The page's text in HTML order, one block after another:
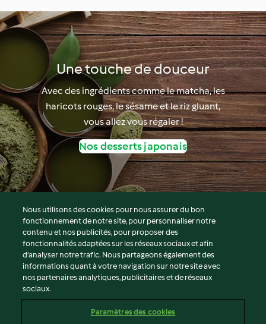
Une touche de douceur
Avec des ingrédients comme le matcha, les
haricots rouges, le sésame et le riz gluant,
vous allez vous régaler !
Nos desserts japonais
© Copyright 2026
Conditions d'utilisation
Politique de confidentialité
Non-responsabilité
Mentions légales
Nous utilisons des cookies pour nous assurer du bon
fonctionnement de notre site, pour personnaliser notre
contenu et nos publicités, pour proposer des
fonctionnalités adaptées sur les réseaux sociaux et afin
d’analyser notre trafic. Nous partageons également des
informations quant à votre navigation sur notre site avec
nos partenaires analytiques, publicitaires et de réseaux
sociaux.
Paramètres des cookies